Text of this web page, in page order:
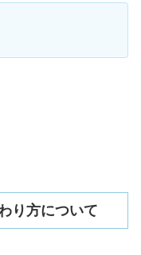
り方について